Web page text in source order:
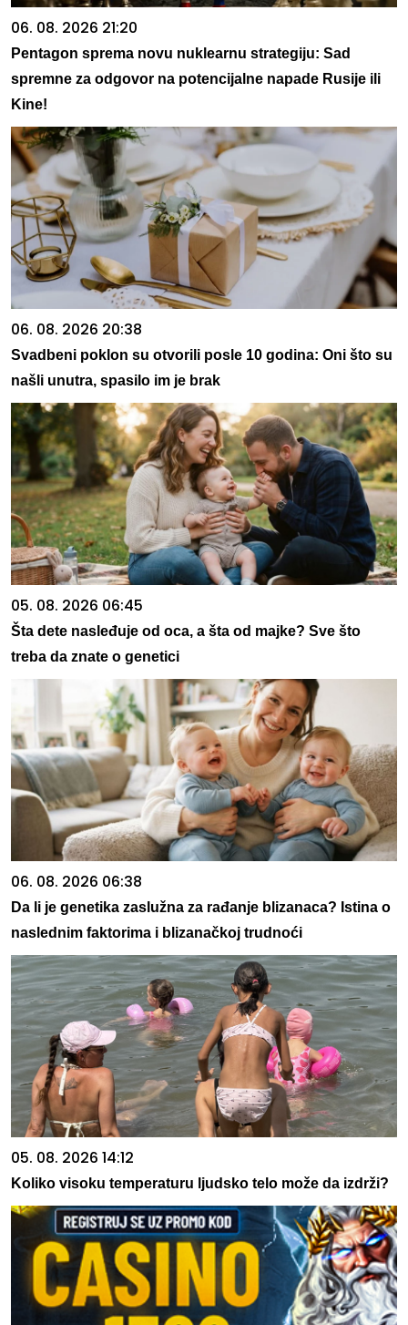
06. 08. 2026 21:20
Pentagon sprema novu nuklearnu strategiju: Sad
spremne za odgovor na potencijalne napade Rusije ili
Kine!
06. 08. 2026 20:38
Svadbeni poklon su otvorili posle 10 godina: Oni što su
našli unutra, spasilo im je brak
05. 08. 2026 06:45
Šta dete nasleđuje od oca, a šta od majke? Sve što
treba da znate o genetici
06. 08. 2026 06:38
Da li je genetika zaslužna za rađanje blizanaca? Istina o
naslednim faktorima i blizanačkoj trudnoći
05. 08. 2026 14:12
Koliko visoku temperaturu ljudsko telo može da izdrži?